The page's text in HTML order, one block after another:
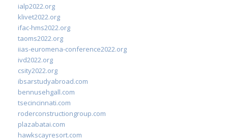
ialp2022.org
klivet2022.org
ifac-hms2022.org
taoms2022.org
iias-euromena-conference2022.org
ivd2022.org
csity2022.org
ibsarstudyabroad.com
bennusehgall.com
tsecincinnati.com
roderconstructiongroup.com
plazabatai.com
hawkscayresort.com